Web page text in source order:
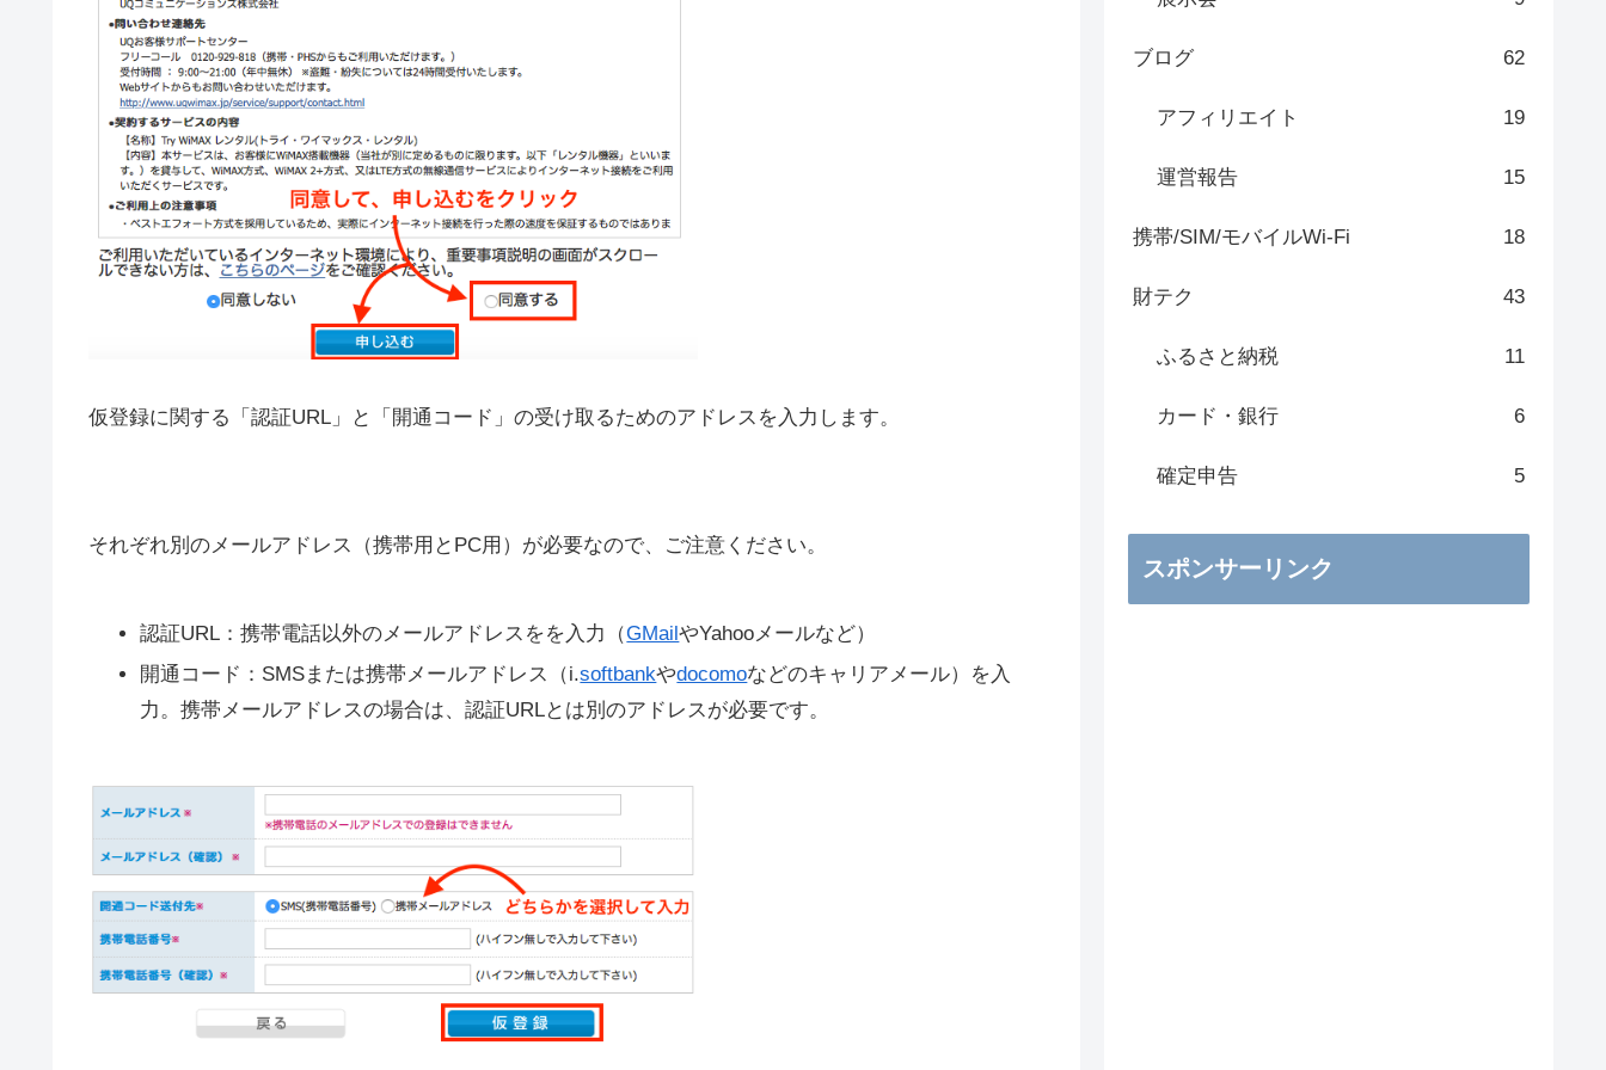
仮登録に関する「認証URL」と「開通コード」の受け取るためのアドレスを入力します。
それぞれ別のメールアドレス（携帯用とPC用）が必要なので、ご注意ください。
認証URL：携帯電話以外のメールアドレスをを入力（GMailやYahooメールなど）
開通コード：SMSまたは携帯メールアドレス（i.softbankやdocomoなどのキャリアメール）を入
力。携帯メールアドレスの場合は、認証URLとは別のアドレスが必要です。
ブログ 62
アフィリエイト 19
運営報告 15
携帯/SIM/モバイルWi-Fi 18
財テク 43
ふるさと納税 11
カード・銀行 6
確定申告 5
スポンサーリンク